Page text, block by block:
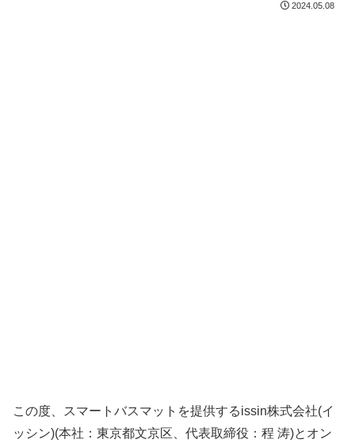
2024.05.08
この度、スマートバスマットを提供するissin株式会社(イ
ッシン)(本社：東京都文京区、代表取締役：程 涛)とオン